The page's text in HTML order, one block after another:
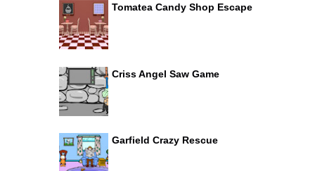
Tomatea Candy Shop Escape
Criss Angel Saw Game
Garfield Crazy Rescue